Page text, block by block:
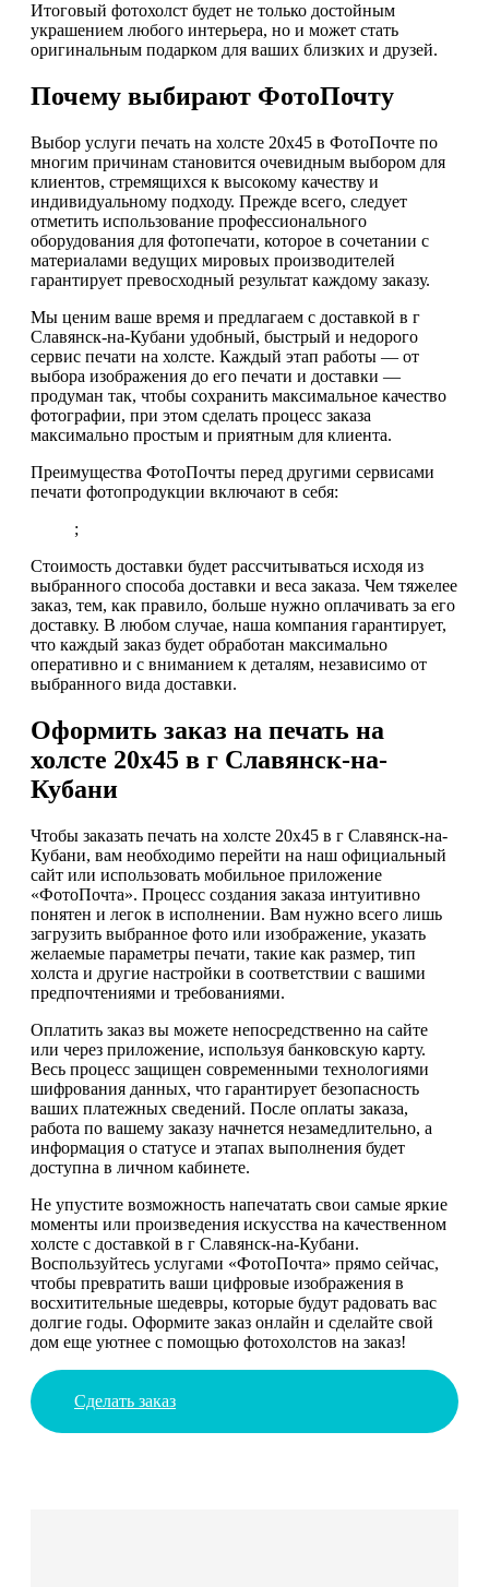
Итоговый фотохолст будет не только достойным
украшением любого интерьера, но и может стать
оригинальным подарком для ваших близких и друзей.
Почему выбирают ФотоПочту
Выбор услуги печать на холсте 20х45 в ФотоПочте по
многим причинам становится очевидным выбором для
клиентов, стремящихся к высокому качеству и
индивидуальному подходу. Прежде всего, следует
отметить использование профессионального
оборудования для фотопечати, которое в сочетании с
материалами ведущих мировых производителей
гарантирует превосходный результат каждому заказу.
Мы ценим ваше время и предлагаем с доставкой в г
Славянск-на-Кубани удобный, быстрый и недорого
сервис печати на холсте. Каждый этап работы — от
выбора изображения до его печати и доставки —
продуман так, чтобы сохранить максимальное качество
фотографии, при этом сделать процесс заказа
максимально простым и приятным для клиента.
Преимущества ФотоПочты перед другими сервисами
печати фотопродукции включают в себя:
;
Стоимость доставки будет рассчитываться исходя из
выбранного способа доставки и веса заказа. Чем тяжелее
заказ, тем, как правило, больше нужно оплачивать за его
доставку. В любом случае, наша компания гарантирует,
что каждый заказ будет обработан максимально
оперативно и с вниманием к деталям, независимо от
выбранного вида доставки.
Оформить заказ на печать на
холсте 20х45 в г Славянск-на-
Кубани
Чтобы заказать печать на холсте 20х45 в г Славянск-на-
Кубани, вам необходимо перейти на наш официальный
сайт или использовать мобильное приложение
«ФотоПочта». Процесс создания заказа интуитивно
понятен и легок в исполнении. Вам нужно всего лишь
загрузить выбранное фото или изображение, указать
желаемые параметры печати, такие как размер, тип
холста и другие настройки в соответствии с вашими
предпочтениями и требованиями.
Оплатить заказ вы можете непосредственно на сайте
или через приложение, используя банковскую карту.
Весь процесс защищен современными технологиями
шифрования данных, что гарантирует безопасность
ваших платежных сведений. После оплаты заказа,
работа по вашему заказу начнется незамедлительно, а
информация о статусе и этапах выполнения будет
доступна в личном кабинете.
Не упустите возможность напечатать свои самые яркие
моменты или произведения искусства на качественном
холсте с доставкой в г Славянск-на-Кубани.
Воспользуйтесь услугами «ФотоПочта» прямо сейчас,
чтобы превратить ваши цифровые изображения в
восхитительные шедевры, которые будут радовать вас
долгие годы. Оформите заказ онлайн и сделайте свой
дом еще уютнее с помощью фотохолстов на заказ!
Сделать заказ